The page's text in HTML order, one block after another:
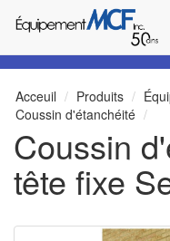
Acceuil Produits
Coussin d'étanchéité
Coussin
tête fixe